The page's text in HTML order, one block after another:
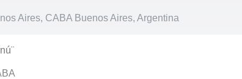
Aires, CABA Buenos Aires, Argentina